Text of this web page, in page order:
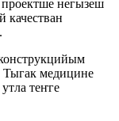
негызеш
качестван
Тыгак медицине
теҥге